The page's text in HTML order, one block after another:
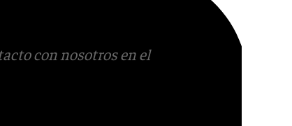
con nosotros en el